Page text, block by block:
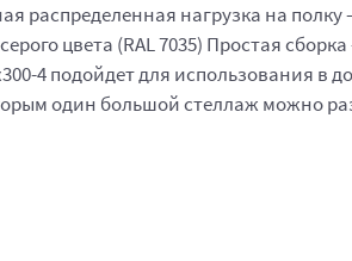
нагрузка на полку –
цвета (RAL 7035) Простая
4 подойдет для использования в
один большой стеллаж можно